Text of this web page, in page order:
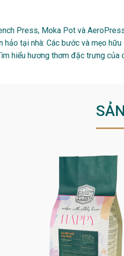
Press, Moka Pot và
hảo tại nhà: Các bước và mẹo hữu
hiểu hương thơm đặc trưng của